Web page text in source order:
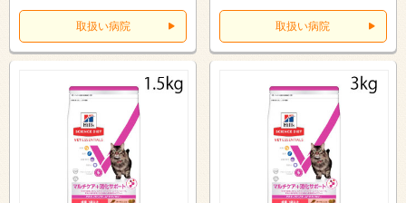
取扱い病院 取扱い病院